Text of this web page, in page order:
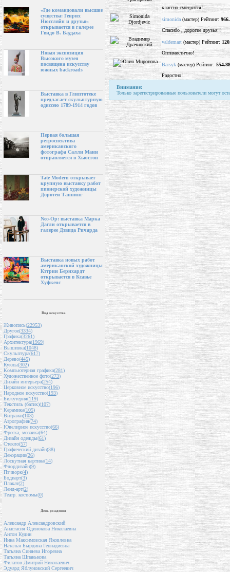
«Где командовали высшие
существа: Генрих
Нюссляйн и друзья»
открывается в галерее
Гвидо В. Баудаха
Новая экспозиция
Высокого музея
посвящена искусству
южных backroads
Выставка в Глиптотеке
предлагает скульптурную
одиссею 1789-1914 годов
Первая большая
ретроспектива
американского
фотографа Салли Манн
отправляется в Хьюстон
Tate Modern открывает
крупную выставку работ
пионерской художницы
Доротеи Таннинг
Neo-Op: выставка Марка
Дагли открывается в
галерее Дэвида Ричарда
Выставка новых работ
американской художницы
Кэтрин Бернхардт
открывается в Ксавье
Хуфкенс
Вид искусства
Живопись(22953)
Другое(3334)
Графика(3261)
Архитектура(1969)
Вышивка(1048)
Скульптура(617)
Дерево(445)
Куклы(302)
Компьютерная графика(281)
Художественное фото(273)
Дизайн интерьера(254)
Церковное искусство(196)
Народное искусство(193)
Бижутерия(119)
Текстиль (батик)(107)
Керамика(105)
Витражи(103)
Аэрография(74)
Ювелирное искусство(66)
Фреска, мозаика(64)
Дизайн одежды(61)
Стекло(57)
Графический дизайн(38)
Декорации(26)
Лоскутная картина(14)
Флордизайн(9)
Пэчворк(4)
Бодиарт(3)
Плакат(2)
Ленд-арт(2)
Театр. костюмы(0)
День рождения
Александр Александровский
Анастасия Одинокова Николаевна
Антон Кудин
Инна Максимовская Яковлевна
Наталья Бырдина Геннадиевна
Татьяна Синяева Игоревна
Татьяна Шпанькова
Филатов Дмитрий Николаевич
Эдуард Яблуновский Сергеевич
классно смотрится!
simonida (мастер) Рейтинг:
Спасибо , дорогие друзья !
valdemart (мастер) Рейтинг:
Оптимистично!
Barsyk (мастер) Рейтинг: 554.88
Радостно!
Внимание:
Только зарегистрированные пользователи могут